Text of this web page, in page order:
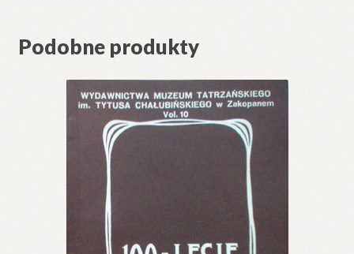
Podobne produkty